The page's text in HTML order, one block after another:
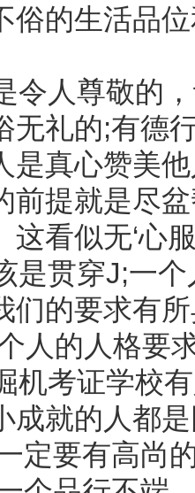
俗的生活品
令人尊敬的
无礼的;有德
是真心赞美
前提就是尽
看似无‘心
是贯穿J;一个
们的要求有
人的人格要
机考证学校
成就的人都
定要有高尚